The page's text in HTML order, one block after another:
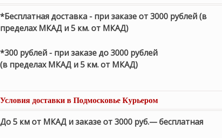
*Бесплатная доставка - при заказе от 3000 рублей (в
пределах МКАД и 5 км. от МКАД)
*300 рублей - при заказе до 3000 рублей
(в пределах МКАД и 5 км. от МКАД)
Условия доставки в Подмосковье Курьером
До 5 км от МКАД и заказе от 3000 руб.— бесплатная